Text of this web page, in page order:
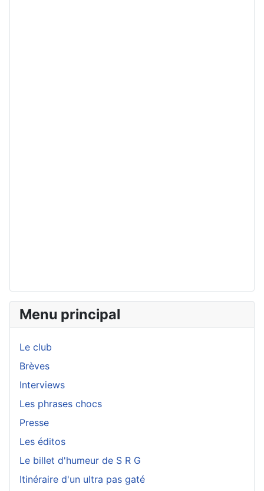
Menu principal
Le club
Brèves
Interviews
Les phrases chocs
Presse
Les éditos
Le billet d'humeur de S R G
Itinéraire d'un ultra pas gaté